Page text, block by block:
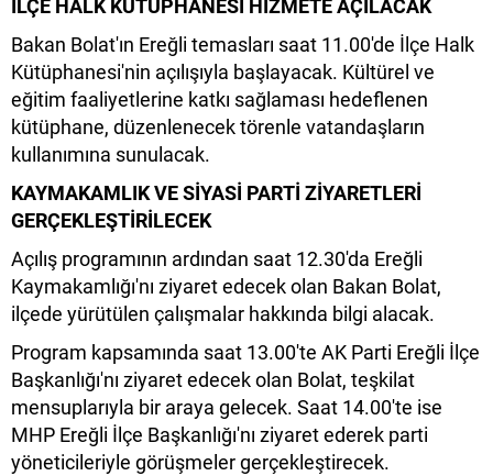
İLÇE HALK KÜTÜPHANESİ HİZMETE AÇILACAK
Bakan Bolat'ın Ereğli temasları saat 11.00'de İlçe Halk
Kütüphanesi'nin açılışıyla başlayacak. Kültürel ve
eğitim faaliyetlerine katkı sağlaması hedeflenen
kütüphane, düzenlenecek törenle vatandaşların
kullanımına sunulacak.
KAYMAKAMLIK VE SİYASİ PARTİ ZİYARETLERİ
GERÇEKLEŞTİRİLECEK
Açılış programının ardından saat 12.30'da Ereğli
Kaymakamlığı'nı ziyaret edecek olan Bakan Bolat,
ilçede yürütülen çalışmalar hakkında bilgi alacak.
Program kapsamında saat 13.00'te AK Parti Ereğli İlçe
Başkanlığı'nı ziyaret edecek olan Bolat, teşkilat
mensuplarıyla bir araya gelecek. Saat 14.00'te ise
MHP Ereğli İlçe Başkanlığı'nı ziyaret ederek parti
yöneticileriyle görüşmeler gerçekleştirecek.